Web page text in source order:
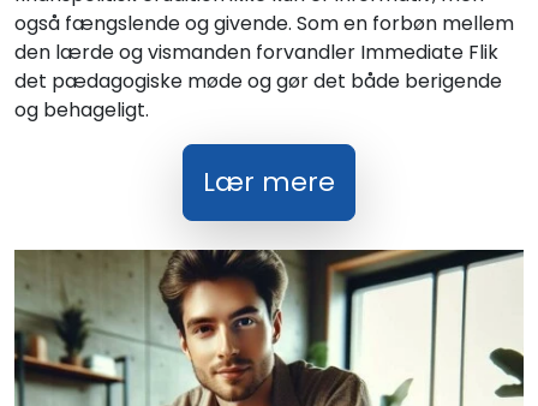
også fængslende og givende. Som en forbøn mellem
den lærde og vismanden forvandler Immediate Flik
det pædagogiske møde og gør det både berigende
og behageligt.
Lær mere